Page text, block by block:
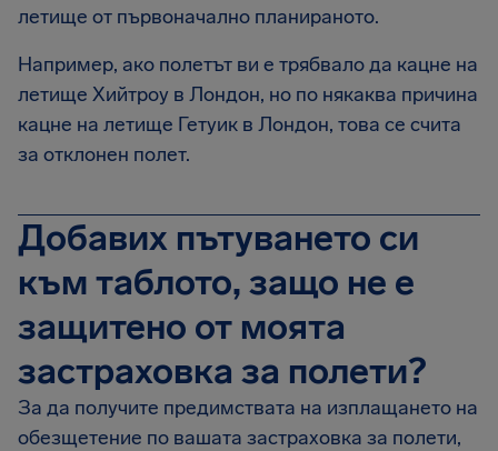
летище от първоначално планираното.
Например, ако полетът ви е трябвало да кацне на
летище Хийтроу в Лондон, но по някаква причина
кацне на летище Гетуик в Лондон, това се счита
за отклонен полет.
Добавих пътуването си
към таблото, защо не е
защитено от моята
застраховка за полети?
За да получите предимствата на изплащането на
обезщетение по вашата застраховка за полети,